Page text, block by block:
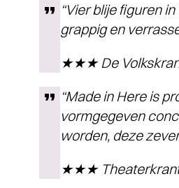
“Vier blije figuren
grappig en
★★★ De
“Made in Here is
vormgegeven
worden, deze
★★★